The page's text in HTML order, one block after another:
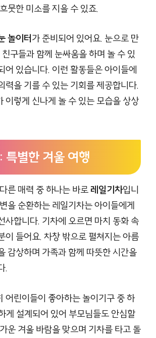
뭇한 미소를 지을 수 있죠.
놀이터가 준비되어 있어요. 눈으로 만
구들과 함께 눈싸움을 하며 놀 수 있
어 있습니다. 이런 활동들은 아이들에
력을 기를 수 있는 기회를 제공합니다.
이렇게 신나게 놀 수 있는 모습을 상상
특별한 겨울 여행
른 매력 중 하나는 바로 레일기차입니
을 순환하는 레일기차는 아이들에게
사합니다. 기차에 오르면 마치 동화 속
이 들어요. 차창 밖으로 펼쳐지는 아름
감상하며 가족과 함께 따뜻한 시간을
.
어린이들이 좋아하는 놀이기구 중 하
게 설계되어 있어 부모님들도 안심할
운 겨울 바람을 맞으며 기차를 타고 돌